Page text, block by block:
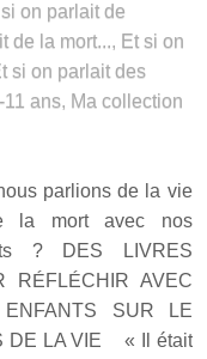
si on parlait de
de la mort..., Et si on
si on parlait des
11 ans, Ma collection
parlions de la vie
la mort avec nos
? DES LIVRES
RÉFLÉCHIR AVEC
ENFANTS SUR LE
DE LA VIE « Il était